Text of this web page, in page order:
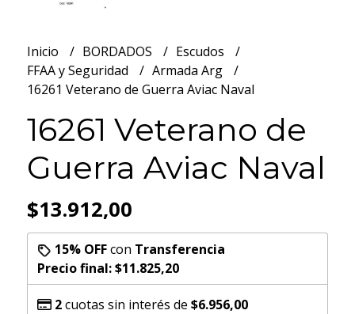
Inicio BORDADOS
Escudos
FFAA y Seguridad
Armada Arg
16261 Veterano de Guerra Aviac Naval
16261 Veterano de
Guerra Aviac Naval
$13.912,00
15% OFFcon Transferencia
Precio final:$11.825,20
2cuotas sin interés de $6.956,00